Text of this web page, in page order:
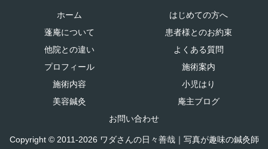
ホーム
はじめての方へ
蓬庵について
患者様とのお約束
他院との違い
よくある質問
プロフィール
施術案内
施術内容
小児はり
美容鍼灸
庵主ブログ
お問い合わせ
Copyright © 2011-2026 ワダさんの日々善哉｜写真が趣味の鍼灸師